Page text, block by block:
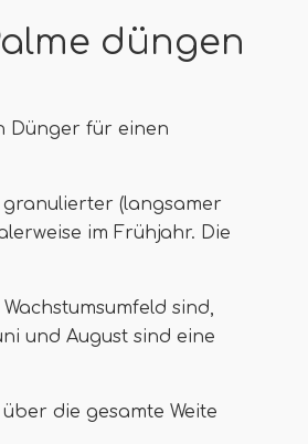
düngen
Dünger für einen
(langsamer
im Frühjahr. Die
sind,
und August sind eine
die gesamte Weite